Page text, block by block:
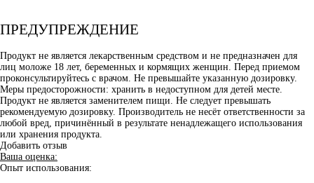
ПРЕДУПРЕЖДЕНИЕ
Продукт не является лекарственным средством и не предназначен для
лиц моложе 18 лет, беременных и кормящих женщин. Перед приемом
проконсультируйтесь с врачом. Не превышайте указанную дозировку.
Меры предосторожности: хранить в недоступном для детей месте.
Продукт не является заменителем пищи. Не следует превышать
рекомендуемую дозировку. Производитель не несёт ответственности за
любой вред, причинённый в результате ненадлежащего использования
или хранения продукта.
Добавить отзыв
Ваша оценка:
Опыт использования: